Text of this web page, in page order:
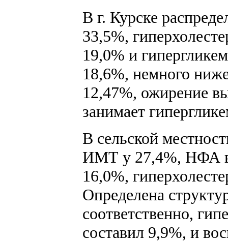
В г. Курске
33,5%,
19,0% и
18,6%, немного
12,47%, ожирение
занимает
В сельской
ИМТ у 27,4%, НФА
16,0%,
Определена
соответственно,
составил 9,9%, и